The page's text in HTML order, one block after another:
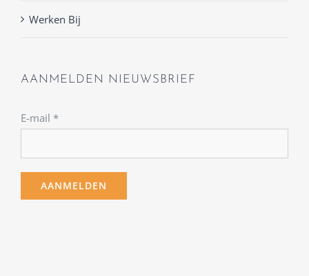
Werken Bij
AANMELDEN NIEUWSBRIEF
E-mail *